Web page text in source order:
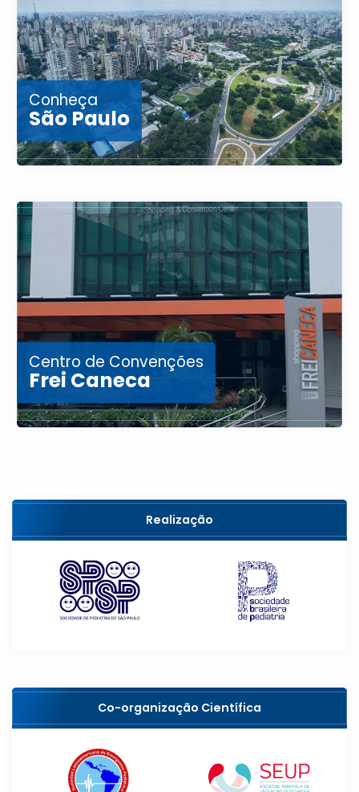
Conheça
São Paulo
Centro de Convenções
Frei Caneca
Realização
Co-organização Científica